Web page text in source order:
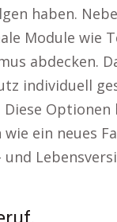
haben.
Module wie
abdecken.
individuell
Diese
ein neues